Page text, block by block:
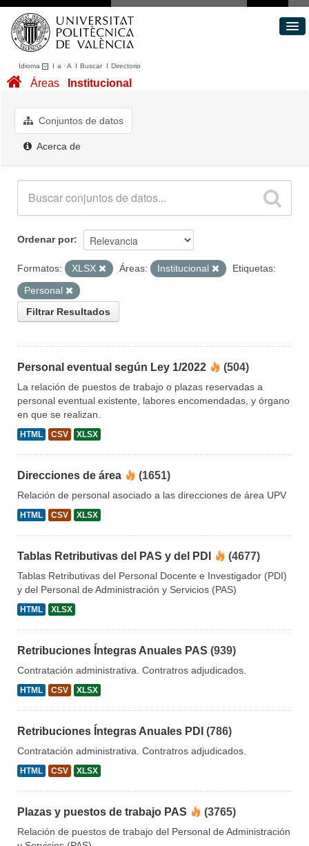
Idioma I a ·A I BuscarI Directorio
Conjuntos de datos
Acerca de
Áreas Institucional
Conjuntos de datos
Acerca de
Ordenar por
Formatos: XLSX Áreas: Institucional
Etiquetas:
Personal
Filtrar Resultados
Personal eventual según Ley 1/2022 (504)
La relación de puestos de trabajo o plazas reservadas a
personal eventual existente, labores encomendadas, y órgano
en que se realizan.
HTML CSV XLSX
Direcciones de área (1651)
Relación de personal asociado a las direcciones de área UPV
HTML CSV XLSX
Tablas Retributivas del PAS y del PDI (4677)
Tablas Retributivas del Personal Docente e Investigador (PDI)
y del Personal de Administración y Servicios (PAS)
HTML XLSX
Retribuciones Íntegras Anuales PAS (939)
Contratación administrativa. Contratros adjudicados.
HTML CSV XLSX
Retribuciones Íntegras Anuales PDI (786)
Contratación administrativa. Contratros adjudicados.
HTML CSV XLSX
Plazas y puestos de trabajo PAS (3765)
Relación de puestos de trabajo del Personal de Administración